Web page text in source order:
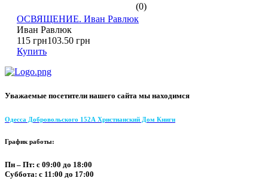
(0)
ОСВЯЩЕНИЕ. Иван Равлюк
Иван Равлюк
115 грн103.50 грн
Купить
Уважаемые посетители нашего сайта мы находимся
Одесса Добровольского 152А Христианский Дом Книги
График работы:
Пн – Пт: с 09:00 до 18:00
Суббота: с 11:00 до 17:00